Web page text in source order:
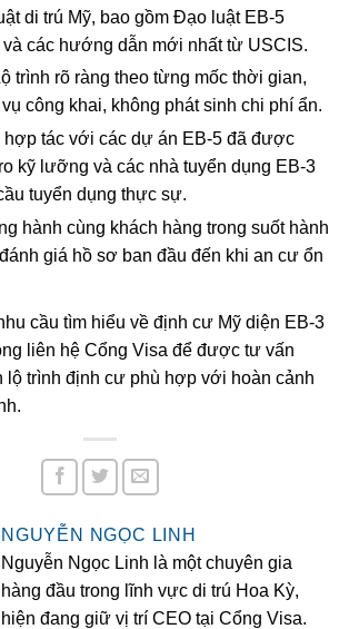
di trú Mỹ, bao gồm Đạo luật EB-5
và các hướng dẫn mới nhất từ USCIS.
trình rõ ràng theo từng mốc thời gian,
công khai, không phát sinh chi phí ẩn.
hợp tác với các dự án EB-5 đã được
kỹ lưỡng và các nhà tuyển dụng EB-3
tuyển dụng thực sự.
hành cùng khách hàng trong suốt hành
giá hồ sơ ban đầu đến khi an cư ổn
cầu tìm hiểu về định cư Mỹ diện EB-3
liên hệ Cổng Visa để được tư vấn
lộ trình định cư phù hợp với hoàn cảnh
NGUYỄN NGỌC LINH
Nguyễn Ngọc Linh là một chuyên gia
hàng đầu trong lĩnh vực di trú Hoa Kỳ,
hiện đang giữ vị trí CEO tại Cổng Visa.